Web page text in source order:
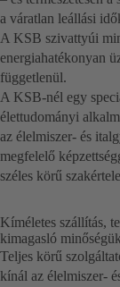
a váratlan leállási
A KSB szivattyúi
energiahatékonyan
függetlenül.
A KSB-nél egy
élettudományi
az élelmiszer- és
megfelelő
széles körű
Kíméletes szállítás,
kimagasló
Teljes körű
kínál az élelmiszer-